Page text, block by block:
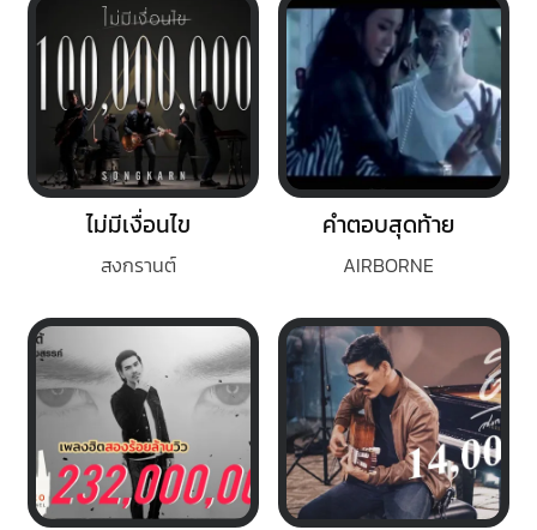
ไม่มีเงื่อนไข
สงกรานต์
คำตอบสุดท้าย
AIRBORNE